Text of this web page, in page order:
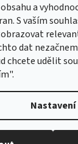
a
S vaším
dat
chcete udělit
Nastavení
cestovními
.